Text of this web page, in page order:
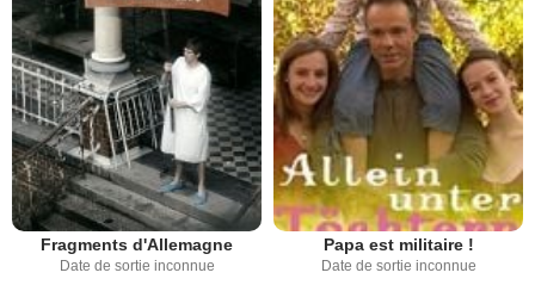
Fragments d'Allemagne
Date de sortie inconnue
Papa est militaire !
Date de sortie inconnue